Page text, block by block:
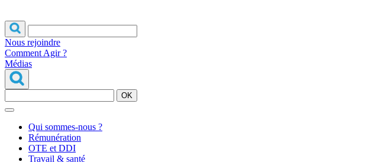
Nous rejoindre
Comment Agir ?
Médias
OK
Qui sommes-nous ?
Rémunération
OTE et DDI
Travail & santé